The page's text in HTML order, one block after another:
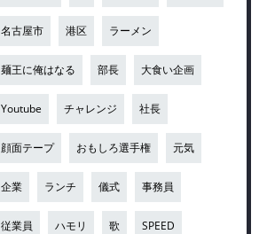
名古屋市 港区 ラーメン
麺王に俺はなる 部長 大食い企画
Youtube チャレンジ 社長
顔面テープ おもしろ選手権 元気
企業 ランチ 儀式 事務員
従業員 ハモリ 歌 SPEED